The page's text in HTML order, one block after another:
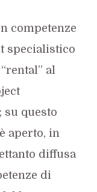
competenze
specialistico
al
su questo
aperto, in
diffusa
di